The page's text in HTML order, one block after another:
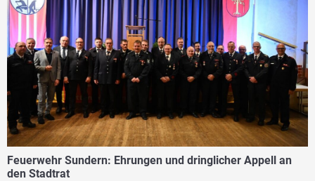
Feuerwehr Sundern: Ehrungen und dringlicher Appell an
den Stadtrat